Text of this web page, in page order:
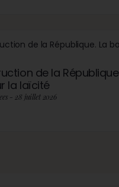
de la
la laïcité
par lectures.suzannees - 28 juillet 2026